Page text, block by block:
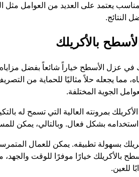
يعتمد على العديد من العوامل مثل
النتائج.
بالأكريلك
في عزل الأسطح خياراً شائعاً بفضل
مما يجعله حلاً مثاليًا للحماية من
الجوية المختلفة.
بمرونته العالية التي تسمح له
بشكل فعال. وبالتالي، يمكن
بسهولة تطبيقه. يمكن للعمال
بالأكريلك خيارًا موفرًا للوقت
للعين.